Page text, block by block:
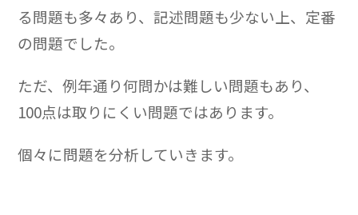
る問題も多々あり、記述問題も少ない上、定番
の問題でした。
ただ、例年通り何問かは難しい問題もあり、
100点は取りにくい問題ではあります。
個々に問題を分析していきます。